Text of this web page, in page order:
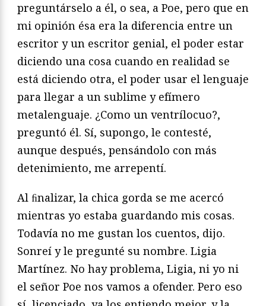
preguntárselo a él, o sea, a Poe, pero que en
mi opinión ésa era la diferencia entre un
escritor y un escritor genial, el poder estar
diciendo una cosa cuando en realidad se
está diciendo otra, el poder usar el lenguaje
para llegar a un sublime y efímero
metalenguaje. ¿Como un ventrílocuo?,
preguntó él. Sí, supongo, le contesté,
aunque después, pensándolo con más
detenimiento, me arrepentí.
Al ﬁnalizar, la chica gorda se me acercó
mientras yo estaba guardando mis cosas.
Todavía no me gustan los cuentos, dijo.
Sonreí y le pregunté su nombre. Ligia
Martínez. No hay problema, Ligia, ni yo ni
el señor Poe nos vamos a ofender. Pero eso